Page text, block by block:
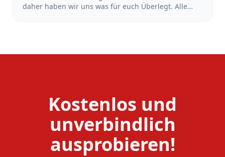
daher haben wir uns was für euch Überlegt. Alle
wegen der Ferien und Starte dein Training jetzt!
Kostenlos und
unverbindlich
ausprobieren!